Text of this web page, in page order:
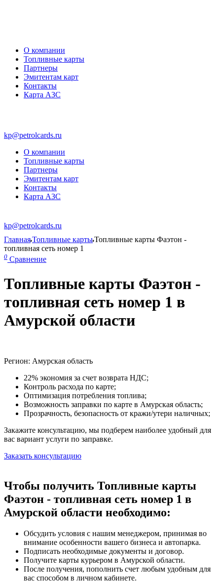
О компании
Топливные карты
Партнеры
Эмитентам карт
Контакты
Карта АЗС
kp@petrolcards.ru
О компании
Топливные карты
Партнеры
Эмитентам карт
Контакты
Карта АЗС
kp@petrolcards.ru
ГлавнаяТопливные картыТопливные карты Фаэтон -
топливная сеть номер 1
0 Сравнение
Топливные карты Фаэтон -
топливная сеть номер 1 в
Амурской области
Регион: Амурская область
22% экономия за счет возврата НДС;
Контроль расхода по карте;
Оптимизация потребления топлива;
Возможность заправки по карте в Амурская область;
Прозрачность, безопасность от кражи/утери наличных;
Закажите консультацию, мы подберем наиболее удобный для
вас вариант услуги по заправке.
Заказать консультацию
Чтобы получить Топливные карты
Фаэтон - топливная сеть номер 1 в
Амурской области необходимо:
Обсудить условия с нашим менеджером, принимая во
внимание особенности вашего бизнеса и автопарка.
Подписать необходимые документы и договор.
Получите карты курьером в Амурской области.
После получения, пополнить счет любым удобным для
вас способом в личном кабинете.